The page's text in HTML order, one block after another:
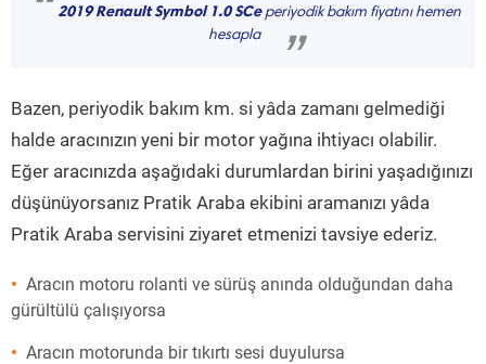
“ 2019 Renault Symbol 1.0 SCeperiyodik bakım fiyatını hemen
hesapla
”
Bazen, periyodik bakım km. si yâda zamanı gelmediği
halde aracınızın yeni bir motor yağına ihtiyacı olabilir.
Eğer aracınızda aşağıdaki durumlardan birini yaşadığınızı
düşünüyorsanız Pratik Araba ekibini aramanızı yâda
Pratik Araba servisini ziyaret etmenizi tavsiye ederiz.
Aracın motoru rolanti ve sürüş anında olduğundan daha
gürültülü çalışıyorsa
Aracın motorunda bir tıkırtı sesi duyulursa